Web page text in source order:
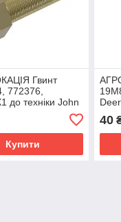
Гвинт
772376,
до техніки John
Купити
40